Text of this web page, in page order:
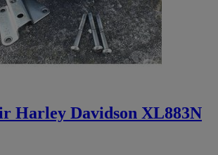
Harley Davidson XL883N